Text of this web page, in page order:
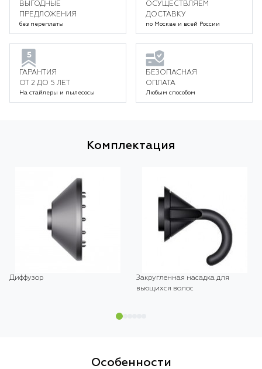
ВЫГОДНЫЕ
ПРЕДЛОЖЕНИЯ
без переплаты
ОСУЩЕСТВЛЯЕМ
ДОСТАВКУ
по Москве и всей России
ГАРАНТИЯ
ОТ 2 ДО 5 ЛЕТ
На стайлеры и пылесосы
БЕЗОПАСНАЯ
ОПЛАТА
Любым способом
Комплектация
Диффузор
Закругленная насадка для
вьющихся волос
Особенности